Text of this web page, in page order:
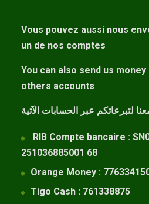
Vous pouvez aussi nous
un de nos comptes
You can also send us
others accounts
RIB Compte bancaire :
251036885001 68
Orange Money :
Tigo Cash : 761338875